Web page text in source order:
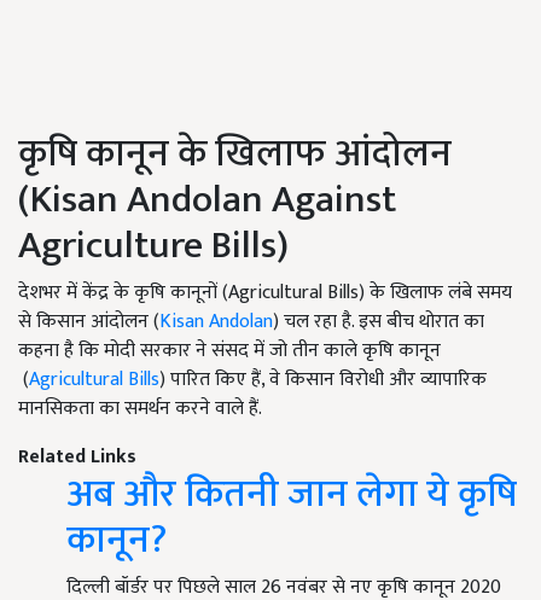
कृषि कानून के खिलाफ आंदोलन
(Kisan Andolan Against
Agriculture Bills)
देशभर में केंद्र के कृषि कानूनों (Agricultural Bills) के खिलाफ लंबे समय
से किसान आंदोलन (Kisan Andolan) चल रहा है. इस बीच थोरात का
कहना है कि मोदी सरकार ने संसद में जो तीन काले कृषि कानून
(Agricultural Bills) पारित किए हैं, वे किसान विरोधी और व्यापारिक
मानसिकता का समर्थन करने वाले हैं.
Related Links
अब और कितनी जान लेगा ये कृषि
कानून?
दिल्ली बॉर्डर पर पिछले साल 26 नवंबर से नए कृषि कानून 2020